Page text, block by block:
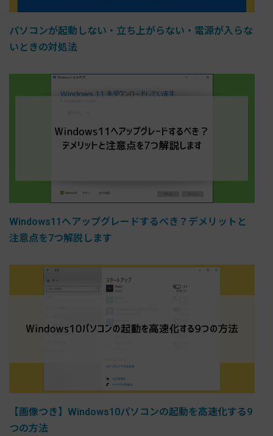
パソコンが起動しない・立ち上がらない・電源が入らな
いときの対処法
Windows11へアップグレードするべき？デメリットと
注意点を7つ解説します
【画像つき】Windows10パソコンの起動を高速化する9
つの方法